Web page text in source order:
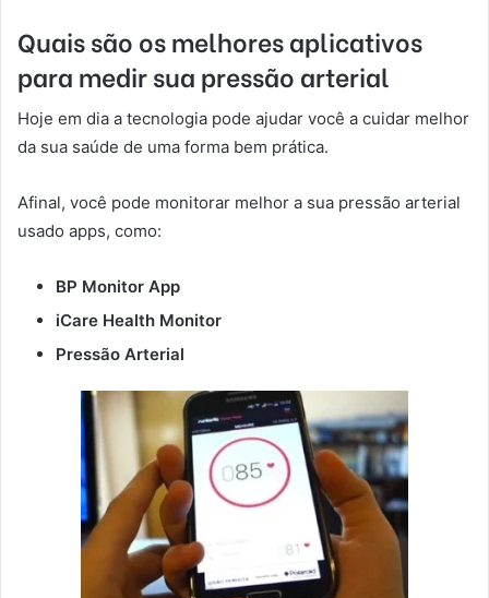
Quais são os melhores aplicativos
para medir sua pressão arterial
Hoje em dia a tecnologia pode ajudar você a cuidar melhor
da sua saúde de uma forma bem prática.
Afinal, você pode monitorar melhor a sua pressão arterial
usado apps, como:
BP Monitor App
iCare Health Monitor
Pressão Arterial